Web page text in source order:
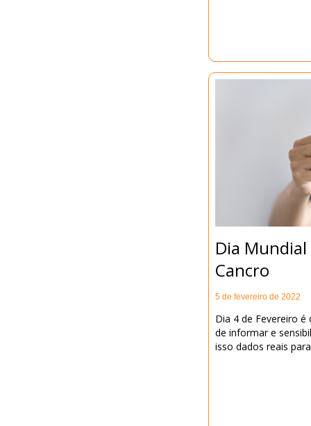
Dia
Cancro
5 de fevereiro de 2022
Dia 4 de Fevereiro
de informar e
isso dados reais